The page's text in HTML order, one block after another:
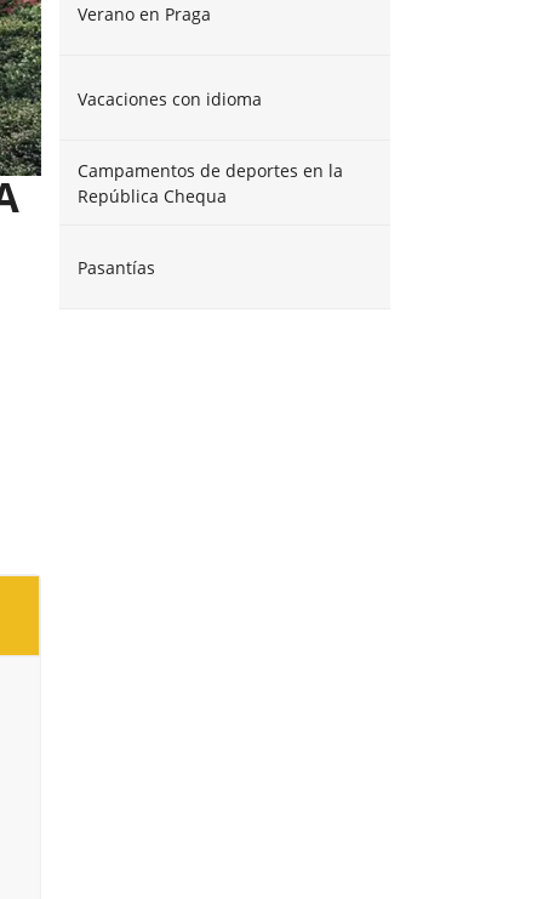
Verano en Praga
Vacaciones con idioma
Campamentos de deportes en la
República Chequa
Pasantías